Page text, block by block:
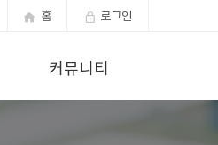
홈 로그인
커뮤니티